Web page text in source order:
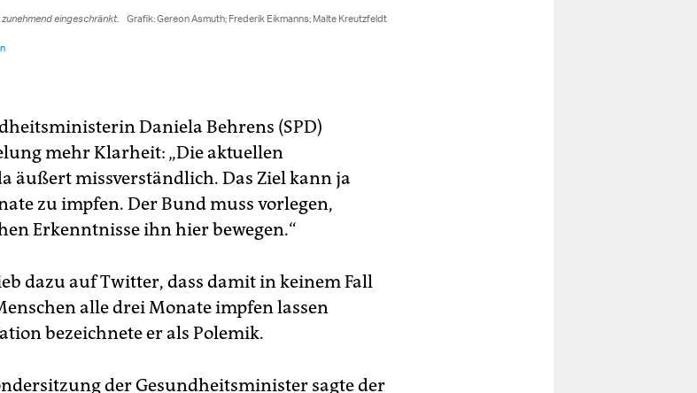
Daniela Behrens (SPD)
mehr Klarheit: „Die aktuellen
äußert missverständlich. Das Ziel kann ja
zu impfen. Der Bund muss vorlegen,
Erkenntnisse ihn hier bewegen.“
dazu auf Twitter, dass damit in keinem Fall
alle drei Monate impfen lassen
bezeichnete er als Polemik.
der Gesundheitsminister sagte der